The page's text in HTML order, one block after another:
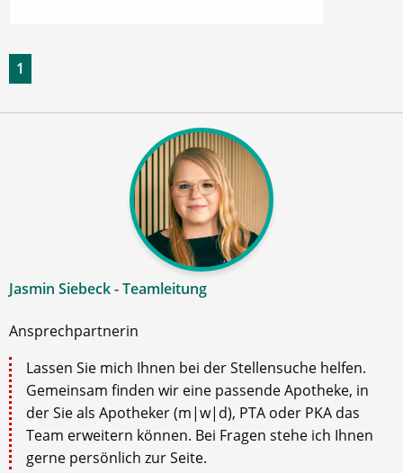
1
Jasmin Siebeck - Teamleitung
Ansprechpartnerin
Lassen Sie mich Ihnen bei der Stellensuche helfen.
Gemeinsam finden wir eine passende Apotheke, in
der Sie als Apotheker (m|w|d), PTA oder PKA das
Team erweitern können. Bei Fragen stehe ich Ihnen
gerne persönlich zur Seite.